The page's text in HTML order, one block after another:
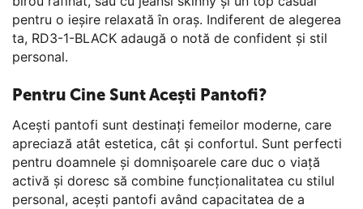
pentru o ieșire relaxată în oraș. Indiferent de alegerea
ta, RD3-1-BLACK adaugă o notă de confident și stil
personal.
Pentru Cine Sunt Acești Pantofi?
Acești pantofi sunt destinați femeilor moderne, care
apreciază atât estetica, cât și confortul. Sunt perfecti
pentru doamnele și domnișoarele care duc o viață
activă și doresc să combine funcționalitatea cu stilul
personal, acești pantofi având capacitatea de a